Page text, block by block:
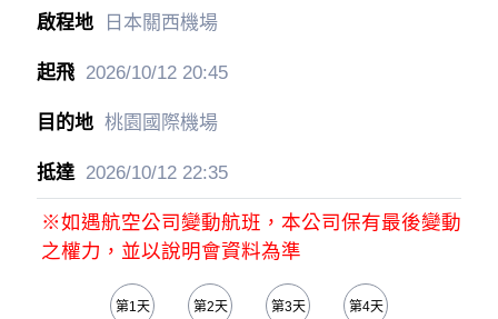
公司台灣分公司
D7378
桃園國際機場